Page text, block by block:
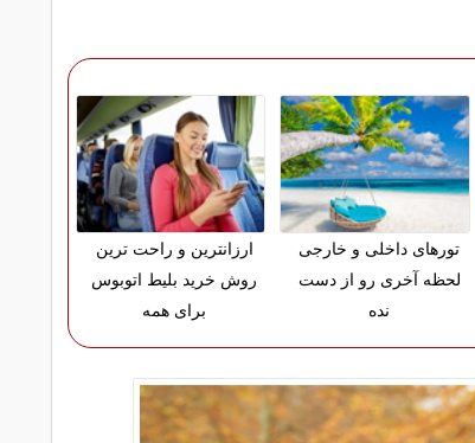
تورهای داخلی و خارجی
لحظه آخری رو از دست
نده
ارزانترین و راحت ترین
روش خرید بلیط اتوبوس
برای همه